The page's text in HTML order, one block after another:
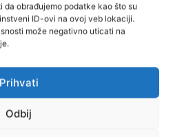
obrađujemo podatke kao što su
ID-ovi na ovoj veb lokaciji.
može negativno uticati na
Prihvati
Odbij
Pinterest